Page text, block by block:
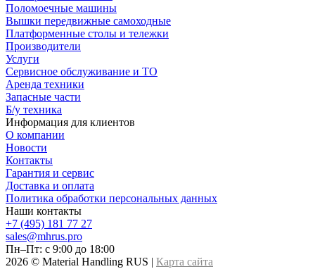
Поломоечные машины
Вышки передвижные самоходные
Платформенные столы и тележки
Производители
Услуги
Сервисное обслуживание и ТО
Аренда техники
Запасные части
Б/у техника
Информация для клиентов
О компании
Новости
Контакты
Гарантия и сервис
Доставка и оплата
Политика обработки персональных данных
Наши контакты
+7 (495) 181 77 27
sales@mhrus.pro
Пн–Пт: с 9:00 до 18:00
2026 © Material Handling RUS | Карта сайта